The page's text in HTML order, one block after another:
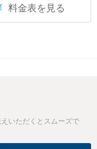
料金表を見る
いただくとスムーズで